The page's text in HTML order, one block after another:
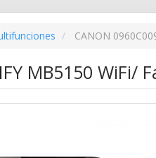
CANON
MB5150 WiFi/